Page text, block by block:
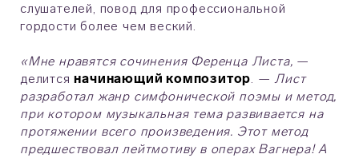
слушателей, повод для профессиональной
гордости более чем веский.
«Мне нравятся сочинения Ференца Листа, —
делитсяначинающий композитор. —Лист
разработал жанр симфонической поэмы и метод,
при котором музыкальная тема развивается на
протяжении всего произведения. Этот метод
предшествовал лейтмотиву в операх Вагнера! А